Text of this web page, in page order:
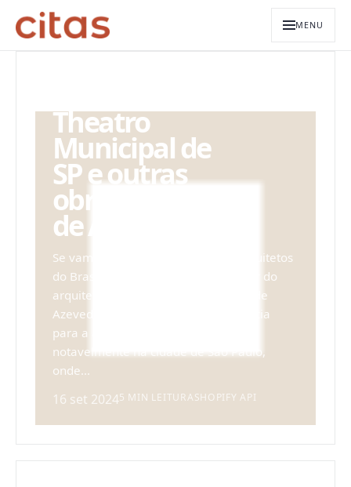
MENU
Theatro
Municipal de
SP e outras
obras: Ramos
de Azevedo
Se vamos falar sobre os maiores arquitetos
do Brasil, não podemos nos esquecer do
arquiteto Francisco de Paula Ramos de
Azevedo. Ele foi de grande importância
para a arquitetura brasileira , mais
notavelmente na cidade de São Paulo,
onde...
16 set 20245 MIN LEITURASHOPIFY API